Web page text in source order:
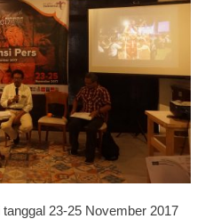
23-25 November 2017